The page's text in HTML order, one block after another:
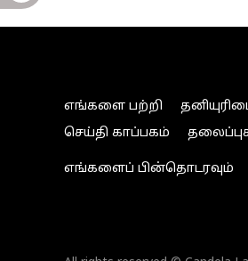
எங்களை பற்றி
செய்தி காப்பகம்
எங்களைப் பின்தொடரவும்